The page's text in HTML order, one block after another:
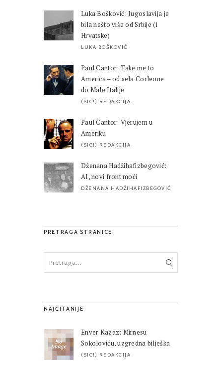
Luka Bošković: Jugoslavija je
bila nešto više od Srbije (i
Hrvatske)
LUKA BOŠKOVIĆ
Paul Cantor: Take me to
America – od sela Corleone
do Male Italije
(SIC!) REDAKCIJA
Paul Cantor: Vjerujem u
Ameriku
(SIC!) REDAKCIJA
Dženana Hadžihafizbegović:
AI, novi front moći
DŽENANA HADŽIHAFIZBEGOVIĆ
PRETRAGA STRANICE
NAJČITANIJE
Enver Kazaz: Mirnesu
Sokoloviću, uzgredna bilješka
(SIC!) REDAKCIJA